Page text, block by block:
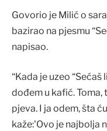
Govorio je Milić o
bazirao na pjesmu
napisao.
“Kada je uzeo “Sećaš
dođem u kafić. Toma,
pjeva. I ja odem, šta
kaže:'Ovo je najbolja